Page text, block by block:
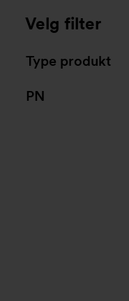
Velg filter
Type produkt
PN